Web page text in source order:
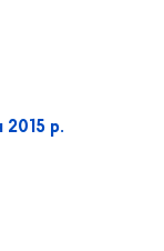
2015 р.